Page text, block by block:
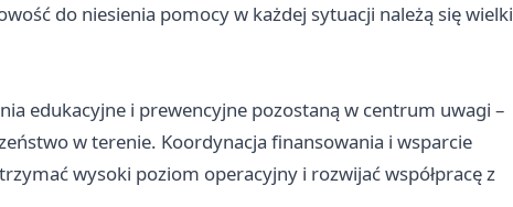
do niesienia pomocy w każdej sytuacji należą się wielki
edukacyjne i prewencyjne pozostaną w centrum uwagi –
w terenie. Koordynacja finansowania i wsparcie
wysoki poziom operacyjny i rozwijać współpracę z